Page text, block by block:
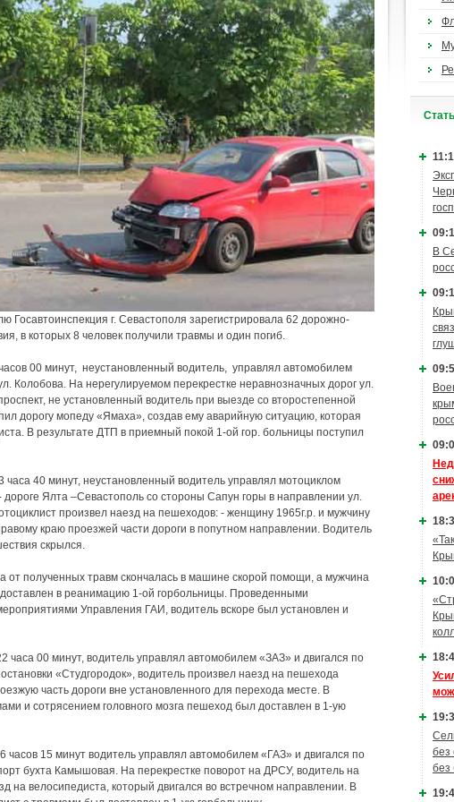
Госавтоинспекция г. Севастополя зарегистрировала 62 дорожно-
в которых 8 человек получили травмы и один погиб.
00 минут, неустановленный водитель, управлял автомобилем
Колобова. На нерегулируемом перекрестке неравнозначных дорог ул.
не установленный водитель при выезде со второстепенной
дорогу мопеду «Ямаха», создав ему аварийную ситуацию, которая
В результате ДТП в приемный покой 1-ой гор. больницы поступил
часа 40 минут, неустановленный водитель управлял мотоциклом
дороге Ялта –Севастополь со стороны Сапун горы в направлении ул.
произвел наезд на пешеходов: - женщину 1965г.р. и мужчину
краю проезжей части дороги в попутном направлении. Водитель
скрылся.
от полученных травм скончалась в машине скорой помощи, а мужчина
в реанимацию 1-ой горбольницы. Проведенными
Управления ГАИ, водитель вскоре был установлен и
часа 00 минут, водитель управлял автомобилем «ЗАЗ» и двигался по
«Студгородок», водитель произвел наезд на пешехода
часть дороги вне установленного для перехода месте. В
и сотрясением головного мозга пешеход был доставлен в 1-ую
часов 15 минут водитель управлял автомобилем «ГАЗ» и двигался по
бухта Камышовая. На перекрестке поворот на ДРСУ, водитель на
на велосипедиста, который двигался во встречном направлении. В
В
без
без